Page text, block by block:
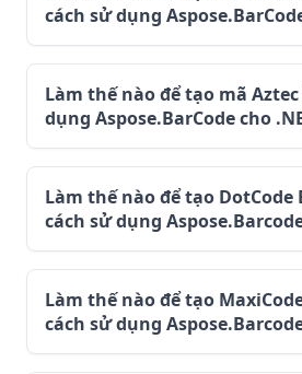
cách sử dụng
Làm thế nào để tạo mã
dụng Aspose.BarCode cho
Làm thế nào để tạo DotCode
cách sử dụng
Làm thế nào để tạo
cách sử dụng